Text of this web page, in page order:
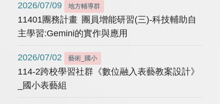
2026/07/09 地方輔導群
11401團務計畫 團員增能研習(三)-科技輔助自
主學習:Gemini的實作與應用
2026/07/02 藝術_國小
114-2跨校學習社群《數位融入表藝教案設計》
_國小表藝組